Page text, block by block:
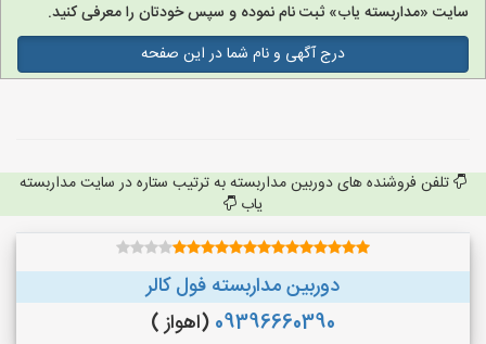
سایت «مداربسته یاب» ثبت نام نموده و سپس خودتان را معرفی کنید.
درج آگهی و نام شما در این صفحه
تلفن فروشنده های دوربین مداربسته به ترتیب ستاره در سایت مداربسته
یاب
دوربین مداربسته فول کالر
09396660390 (اهواز )